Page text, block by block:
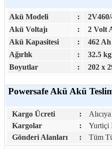
Akü Modeli :
Akü Voltajı
:
2 Volt
Akü Kapasitesi
:
462 Ah
Ağırlık
:
32.5 kg
Boyutlar
: 202 x
Powersafe Akü Akü
Kargo Ücreti :
Kargolar
:
Yurtiçi
Gönderi Alanları
: Tüm